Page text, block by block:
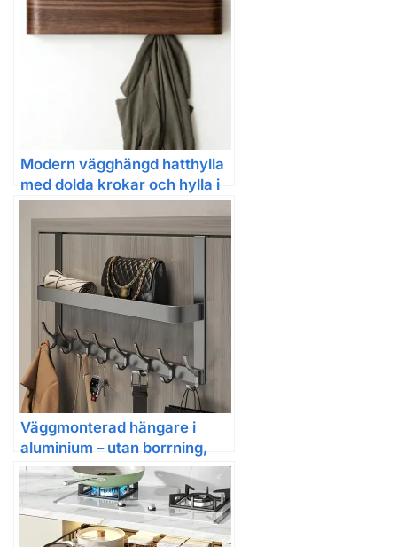
Modern vägghängd hatthylla
med dolda krokar och hylla i
trä och järn
Väggmonterad hängare i
aluminium – utan borrning,
justerbar och mångsidig för
hall och badrum